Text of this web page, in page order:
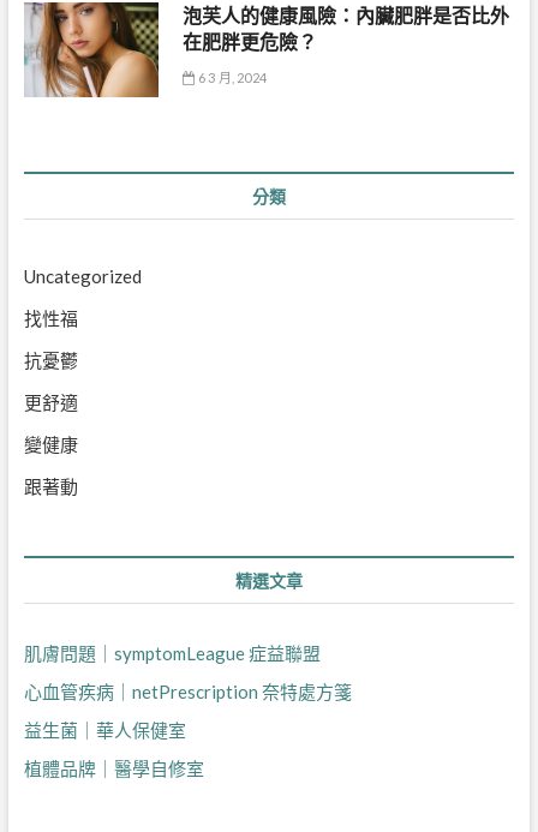
泡芙人的健康風險：內臟肥胖是否比外
在肥胖更危險？
6 3 月, 2024
分類
Uncategorized
找性福
抗憂鬱
更舒適
變健康
跟著動
精選文章
肌膚問題｜symptomLeague 症益聯盟
心血管疾病｜netPrescription 奈特處方箋
益生菌｜華人保健室
植體品牌｜醫學自修室